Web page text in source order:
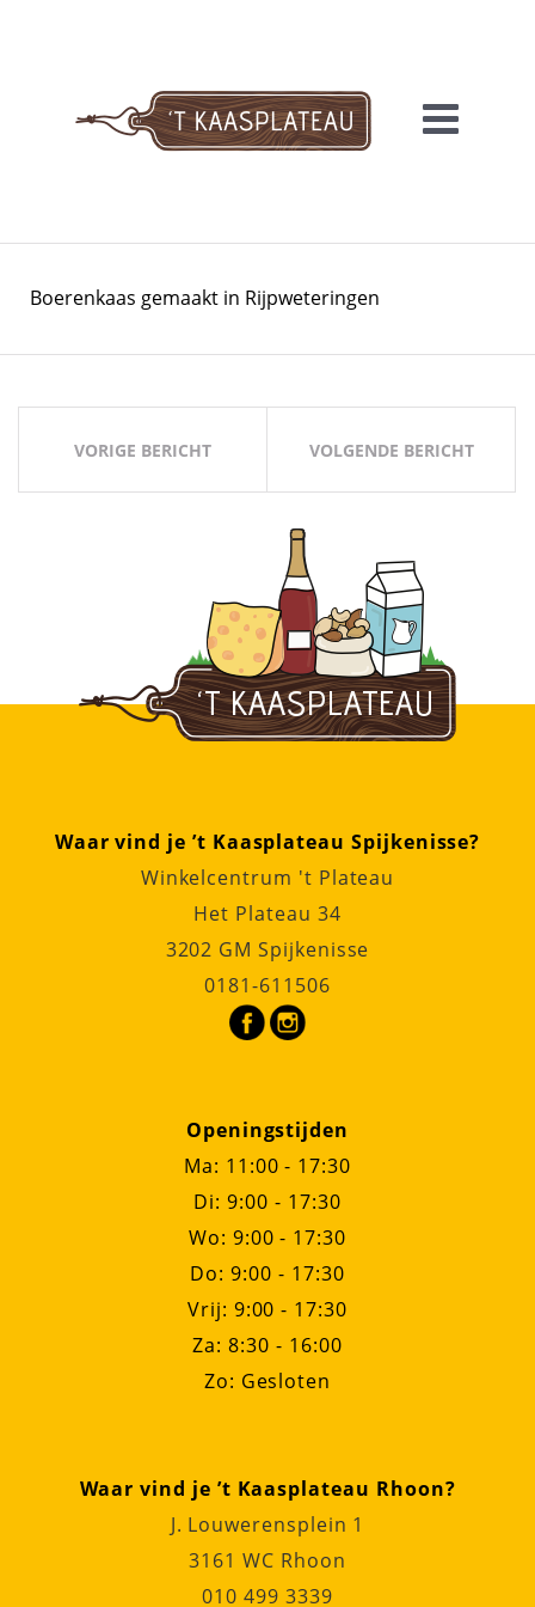
Boerenkaas gemaakt in Rijpweteringen
Bericht
navigatie
VORIGE BERICHT VOLGENDE BERICHT
Waar vind je ’t Kaasplateau Spijkenisse?
Winkelcentrum 't Plateau
Het Plateau 34
3202 GM Spijkenisse
0181-611506
Openingstijden
Ma: 11:00 - 17:30
Di: 9:00 - 17:30
Wo: 9:00 - 17:30
Do: 9:00 - 17:30
Vrij: 9:00 - 17:30
Za: 8:30 - 16:00
Zo: Gesloten
Waar vind je ’t Kaasplateau Rhoon?
J. Louwerensplein 1
3161 WC Rhoon
010 499 3339